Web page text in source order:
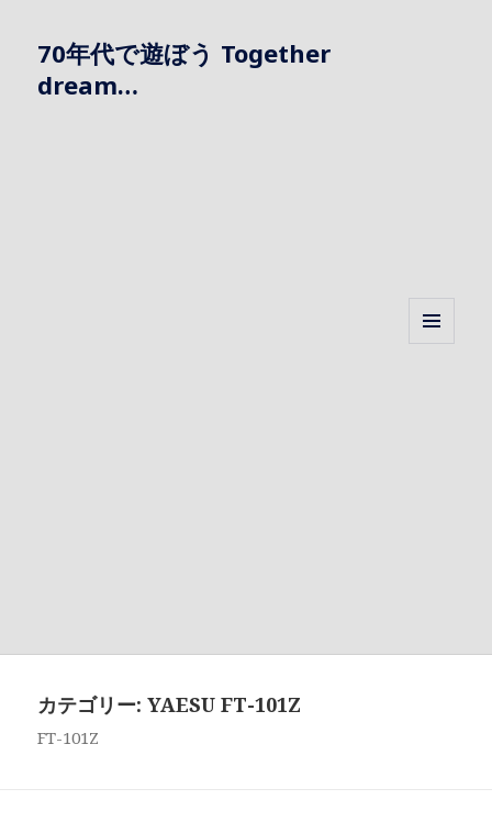
70年代で遊ぼう Together
dream…
カテゴリー:YAESU FT-101Z
FT-101Z